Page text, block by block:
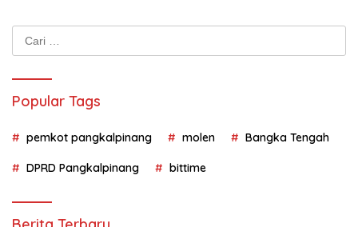
Popular Tags
pemkot pangkalpinang molen Bangka Tengah
DPRD Pangkalpinang bittime